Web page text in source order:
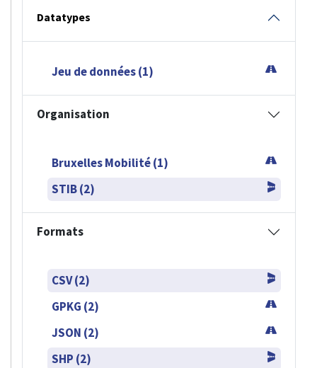
Datatypes
Jeu de données (1)
Organisation
Bruxelles Mobilité (1)
STIB (2)
Formats
CSV (2)
GPKG (2)
JSON (2)
SHP (2)